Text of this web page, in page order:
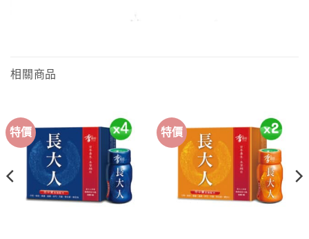
相關商品
特價 特價